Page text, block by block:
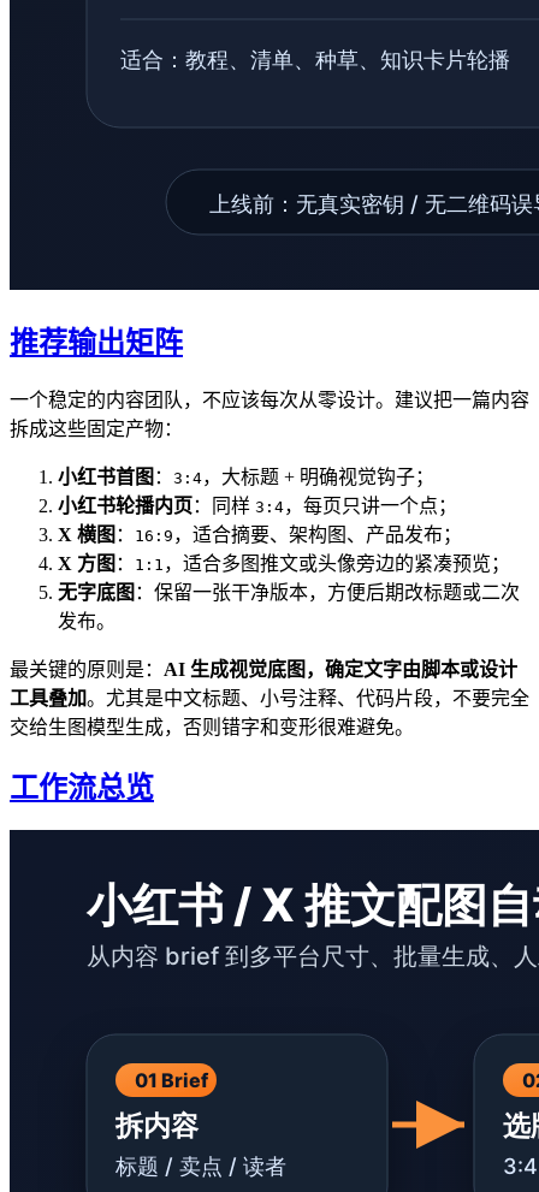
推荐输出矩阵
一个稳定的内容团队，不应该每次从零设计。建议把一篇内容
拆成这些固定产物：
小红书首图 ： 3:4，大标题 + 明确视觉钩子；
小红书轮播内页 ：同样 3:4，每页只讲一个点；
X 横图 ： 16:9 ，适合摘要、架构图、产品发布；
X 方图 ： 1:1 ，适合多图推文或头像旁边的紧凑预览；
无字底图 ：保留一张干净版本，方便后期改标题或二次
发布。
最关键的原则是： AI 生成视觉底图，确定文字由脚本或设计
工具叠加。尤其是中文标题、小号注释、代码片段，不要完全
交给生图模型生成，否则错字和变形很难避免。
工作流总览